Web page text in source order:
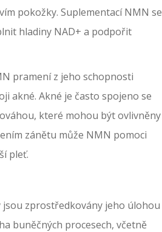
pokožky. Suplementací NMN se
hladiny NAD+ a podpořit
pramení z jeho schopnosti
akné. Akné je často spojeno se
které mohou být ovlivněny
zánětu může NMN pomoci
pleť.
jsou zprostředkovány jeho úlohou
buněčných procesech, včetně